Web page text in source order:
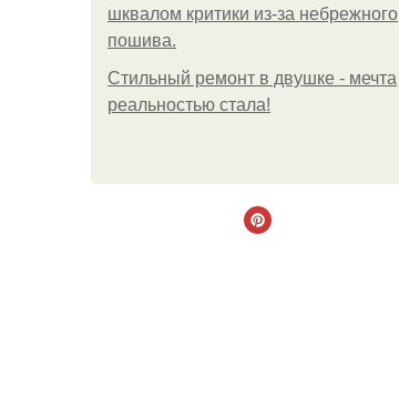
шквалом критики из-за небрежного
пошива.
Стильный ремонт в двушке - мечта
реальностью стала!